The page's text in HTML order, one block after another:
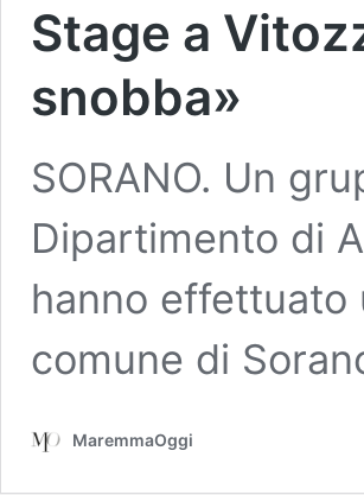
Stage a
snobba»
SORANO. Un
Dipartimento di
hanno effettuato
comune di
MaremmaOggi